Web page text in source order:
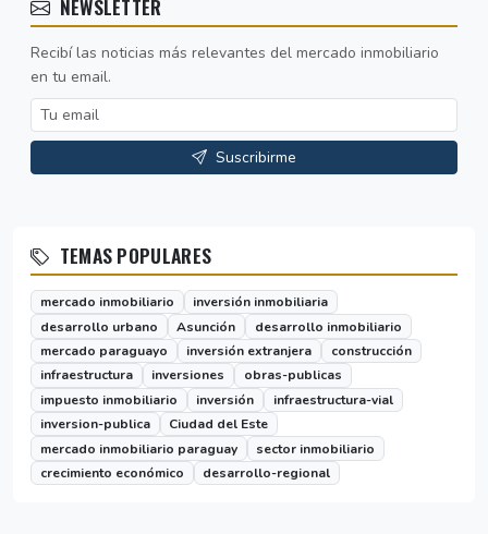
NEWSLETTER
Recibí las noticias más relevantes del mercado inmobiliario
en tu email.
Suscribirme
TEMAS POPULARES
mercado inmobiliario
inversión inmobiliaria
desarrollo urbano
Asunción
desarrollo inmobiliario
mercado paraguayo
inversión extranjera
construcción
infraestructura
inversiones
obras-publicas
impuesto inmobiliario
inversión
infraestructura-vial
inversion-publica
Ciudad del Este
mercado inmobiliario paraguay
sector inmobiliario
crecimiento económico
desarrollo-regional